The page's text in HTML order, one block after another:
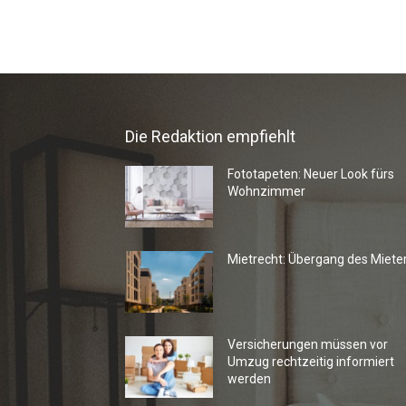
Die Redaktion empfiehlt
Fototapeten: Neuer Look fürs
Wohnzimmer
Mietrecht: Übergang des
Versicherungen müssen vor
Umzug rechtzeitig informiert
werden